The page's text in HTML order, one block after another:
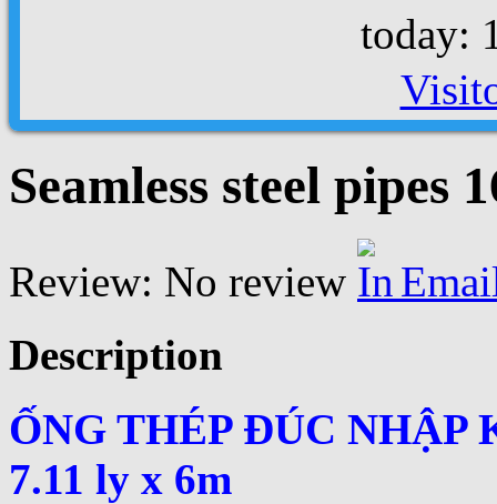
today:
Seamless steel pipes
Review: No review
Description
ỐNG THÉP ĐÚC NHẬP
7.11 ly x 6m